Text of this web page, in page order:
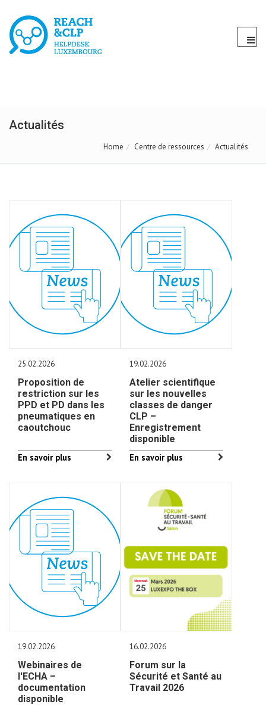
Actualités
Home Centre de ressources Actualités
25.02.2026
Proposition de
restriction sur les
PPD et PD dans les
pneumatiques en
caoutchouc
En savoir plus
19.02.2026
Atelier scientifique
sur les nouvelles
classes de danger
CLP –
Enregistrement
disponible
En savoir plus
19.02.2026
Webinaires de
l'ECHA –
documentation
disponible
16.02.2026
Forum sur la
Sécurité et Santé au
Travail 2026